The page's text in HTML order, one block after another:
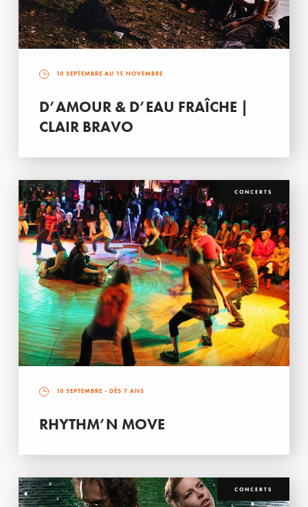
10 SEPTEMBRE AU 15 NOVEMBRE
D’AMOUR & D’EAU FRAÎCHE |
CLAIR BRAVO
CONCERTS
10 SEPTEMBRE - DÈS 7 ANS
RHYTHM’N MOVE
CONCERTS